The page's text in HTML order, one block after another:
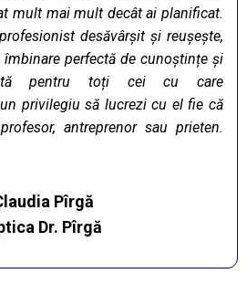
mult mai mult decât ai planificat.
desăvârșit și reușește,
perfectă de cunoștințe și
pentru toți cei cu care
privilegiu să lucrezi cu el fie că
antreprenor sau prieten.
Pîrgă
Dr. Pîrgă